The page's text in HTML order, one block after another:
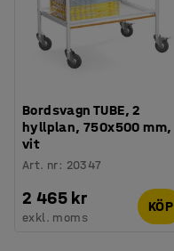
Bordsvagn TUBE, 2
hyllplan, 750x500 mm,
vit
Art. nr: 20347
2 465 kr
exkl. moms
KÖP